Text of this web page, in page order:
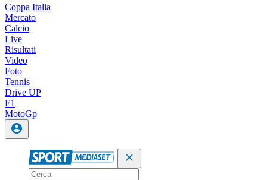
Coppa Italia
Mercato
Calcio
Live
Risultati
Video
Foto
Tennis
Drive UP
F1
MotoGp